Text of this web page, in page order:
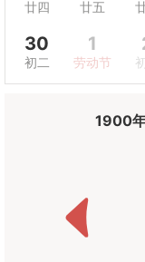
廿四 廿五
30
初二
1
劳动节
1900